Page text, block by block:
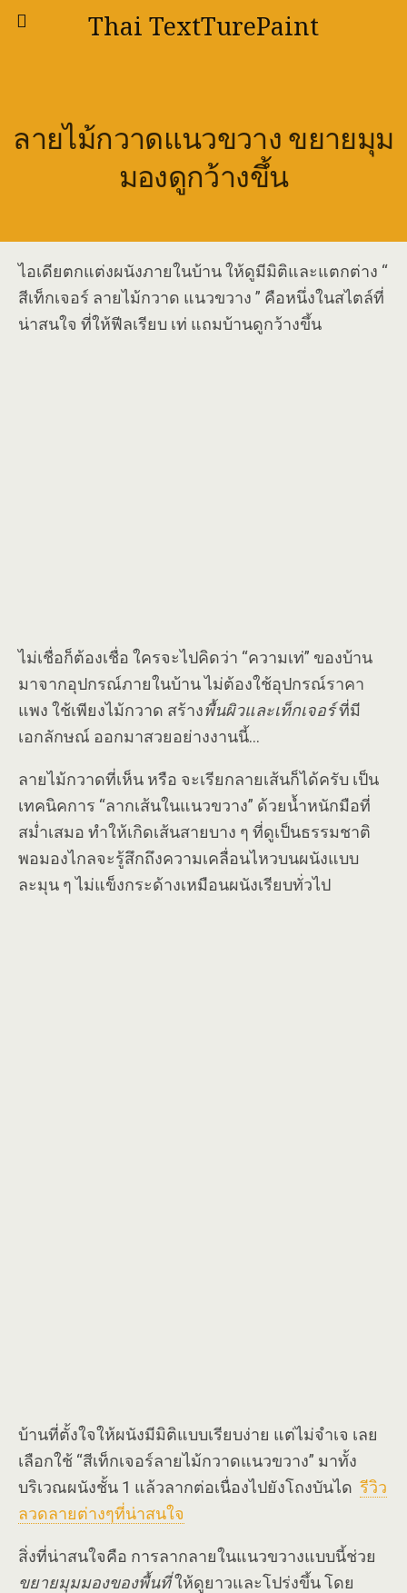
Thai TextTurePaint
ลายไม้กวาดแนวขวาง ขยายมุม
มองดูกว้างขึ้น
ไอเดียตกแต่งผนังภายในบ้าน ให้ดูมีมิติและแตกต่าง “
สีเท็กเจอร์ ลายไม้กวาด แนวขวาง ” คือหนึ่งในสไตล์ที่
น่าสนใจ ที่ให้ฟีลเรียบ เท่ แถมบ้านดูกว้างขึ้น
ไม่เชื่อก็ต้องเชื่อ ใครจะไปคิดว่า “ความเท่” ของบ้าน
มาจากอุปกรณ์ภายในบ้าน ไม่ต้องใช้อุปกรณ์ราคา
แพง ใช้เพียงไม้กวาด สร้างพื้นผิวและเท็กเจอร์ที่มี
เอกลักษณ์ ออกมาสวยอย่างงานนี้…
ลายไม้กวาดที่เห็น หรือ จะเรียกลายเส้นก็ได้ครับ เป็น
เทคนิคการ “ลากเส้นในแนวขวาง” ด้วยน้ำหนักมือที่
สม่ำเสมอ ทำให้เกิดเส้นสายบาง ๆ ที่ดูเป็นธรรมชาติ
พอมองไกลจะรู้สึกถึงความเคลื่อนไหวบนผนังแบบ
ละมุน ๆ ไม่แข็งกระด้างเหมือนผนังเรียบทั่วไป
บ้านที่ตั้งใจให้ผนังมีมิติแบบเรียบง่าย แต่ไม่จำเจ เลย
เลือกใช้ “สีเท็กเจอร์ลายไม้กวาดแนวขวาง” มาทั้ง
บริเวณผนังชั้น 1 แล้วลากต่อเนื่องไปยังโถงบันได รีวิว
ลวดลายต่างๆที่น่าสนใจ
สิ่งที่น่าสนใจคือ การลากลายในแนวขวางแบบนี้ช่วย
ขยายมุมมองของพื้นที่ให้ดูยาวและโปร่งขึ้น โดย